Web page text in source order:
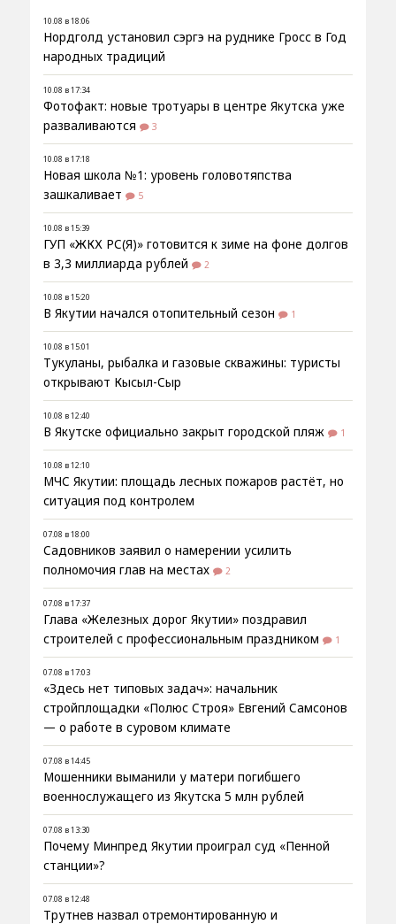
10.08 в 18:06
Нордголд установил сэргэ на руднике Гросс в Год
народных традиций
10.08 в 17:34
Фотофакт: новые тротуары в центре Якутска уже
разваливаются
3
10.08 в 17:18
Новая школа №1: уровень головотяпства
зашкаливает
5
10.08 в 15:39
ГУП «ЖКХ РС(Я)» готовится к зиме на фоне долгов
в 3,3 миллиарда рублей
2
10.08 в 15:20
В Якутии начался отопительный сезон 1
10.08 в 15:01
Тукуланы, рыбалка и газовые скважины: туристы
открывают Кысыл-Сыр
10.08 в 12:40
В Якутске официально закрыт городской пляж 1
10.08 в 12:10
МЧС Якутии: площадь лесных пожаров растёт, но
ситуация под контролем
07.08 в 18:00
Садовников заявил о намерении усилить
полномочия глав на местах
2
07.08 в 17:37
Глава «Железных дорог Якутии» поздравил
строителей с профессиональным праздником
1
07.08 в 17:03
«Здесь нет типовых задач»: начальник
стройплощадки «Полюс Строя» Евгений Самсонов
— о работе в суровом климате
07.08 в 14:45
Мошенники выманили у матери погибшего
военнослужащего из Якутска 5 млн рублей
07.08 в 13:30
Почему Минпред Якутии проиграл суд «Пенной
станции»?
07.08 в 12:48
Трутнев назвал отремонтированную и